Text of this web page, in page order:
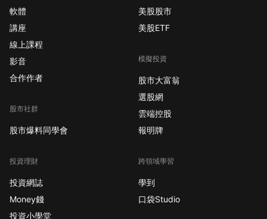
軟體
講座
線上課程
影音
合作作者
股市社群
股市爆料同學會
投資理財
投資網誌
Money錢
投資小學堂
美股股市
美股ETF
模擬投資
股市大富翁
選股網
雲端控股
報明牌
跨領域學習
學到
口袋Studio